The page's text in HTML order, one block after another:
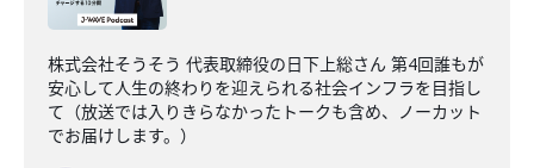
株式会社そうそう 代表取締役の日下上総さん 第4回誰もが
安心して人生の終わりを迎えられる社会インフラを目指し
て（放送では入りきらなかったトークも含め、ノーカット
でお届けします。）